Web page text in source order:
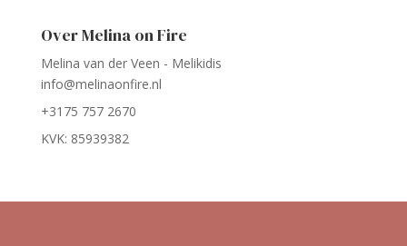
Over Melina on Fire
Melina van der Veen - Melikidis
info@melinaonfire.nl
+3175 757 2670
KVK: 85939382